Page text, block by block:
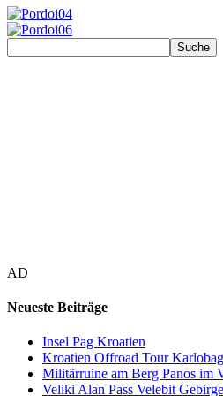
AD
Neueste Beiträge
Insel Pag Kroatien
Kroatien Offroad Tour
Militärruine am Berg Panos im
Veliki Alan Pass Velebit